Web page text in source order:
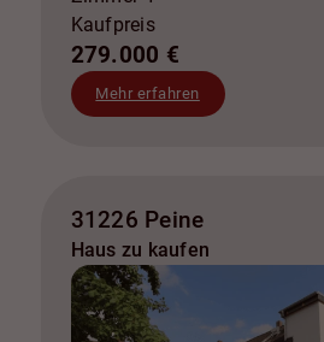
Kaufpreis
279.000 €
Mehr erfahren
31226 Peine
Haus zu kaufen